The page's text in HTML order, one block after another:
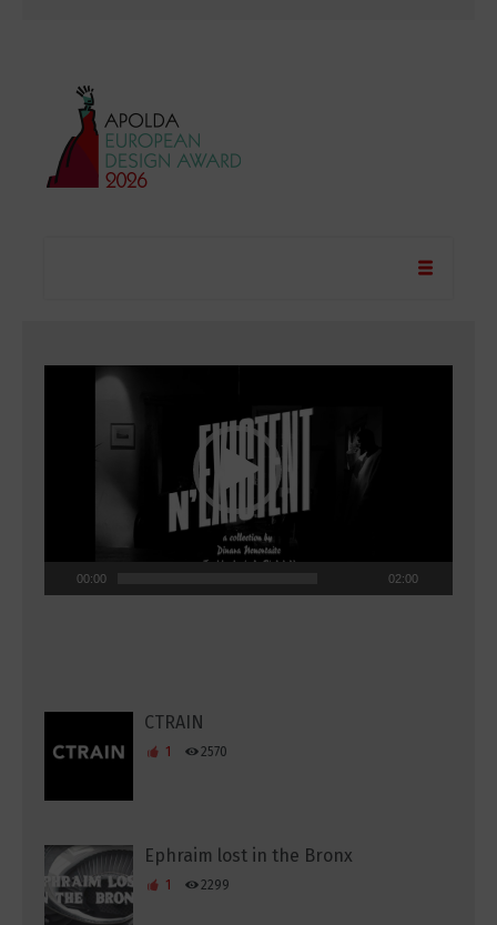
Video-Player
00:00 02:00
CTRAIN
1 2570
Ephraim lost in the Bronx
1 2299